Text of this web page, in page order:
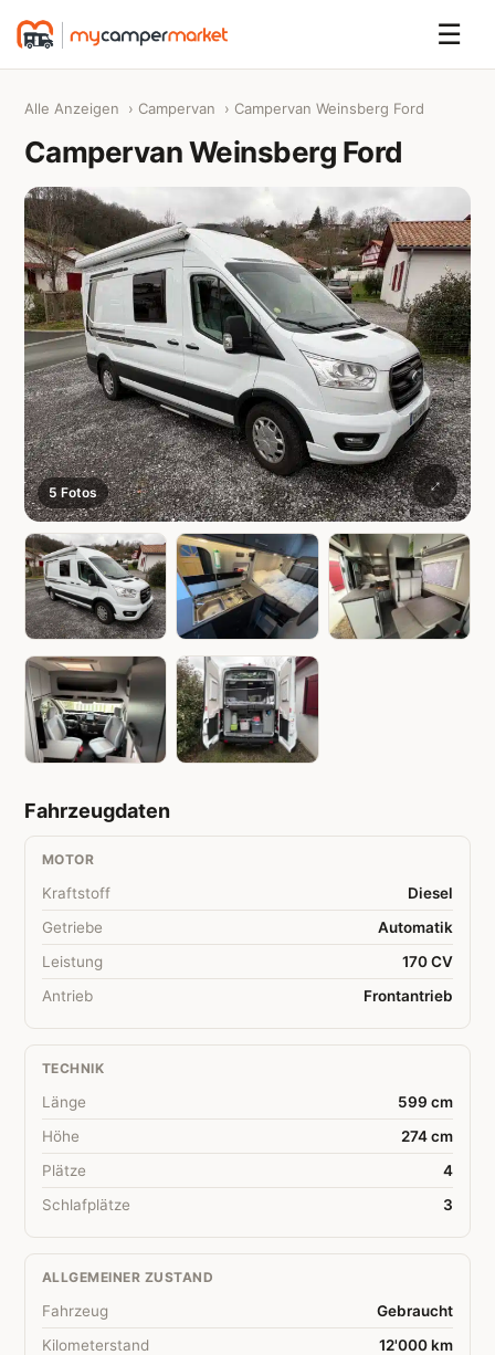
☰
Alle Anzeigen › Campervan › Campervan Weinsberg Ford
Campervan Weinsberg Ford
5 Fotos
Fahrzeugdaten
MOTOR
Kraftstoff
Diesel
Getriebe
Automatik
Leistung
170 CV
Antrieb
Frontantrieb
TECHNIK
Länge
599 cm
Höhe
274 cm
Plätze
4
Schlafplätze
3
ALLGEMEINER ZUSTAND
Fahrzeug
Gebraucht
Kilometerstand
12'000 km